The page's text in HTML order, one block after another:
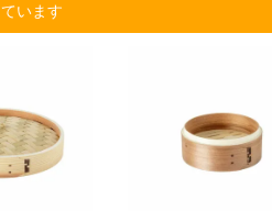
います